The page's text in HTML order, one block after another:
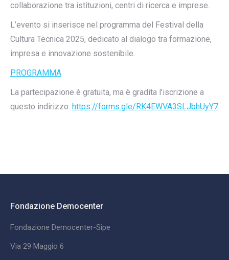
collaborazione tra istituzioni, centri di ricerca e imprese.
L’evento si inserisce nel programma del Festival della
Cultura Tecnica 2025, dedicato al dialogo tra formazione,
impresa e innovazione sostenibile.
PROGRAMMA
La partecipazione è gratuita, ma è gradita l’iscrizione a
questo indirizzo: https://forms.gle/RK4EWVA3SLJbhUyY7
Fondazione Democenter
Fondazione Democenter-Sipe
Via 29 Maggio 6